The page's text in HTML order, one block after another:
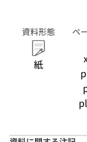
資料形態
紙
ペ